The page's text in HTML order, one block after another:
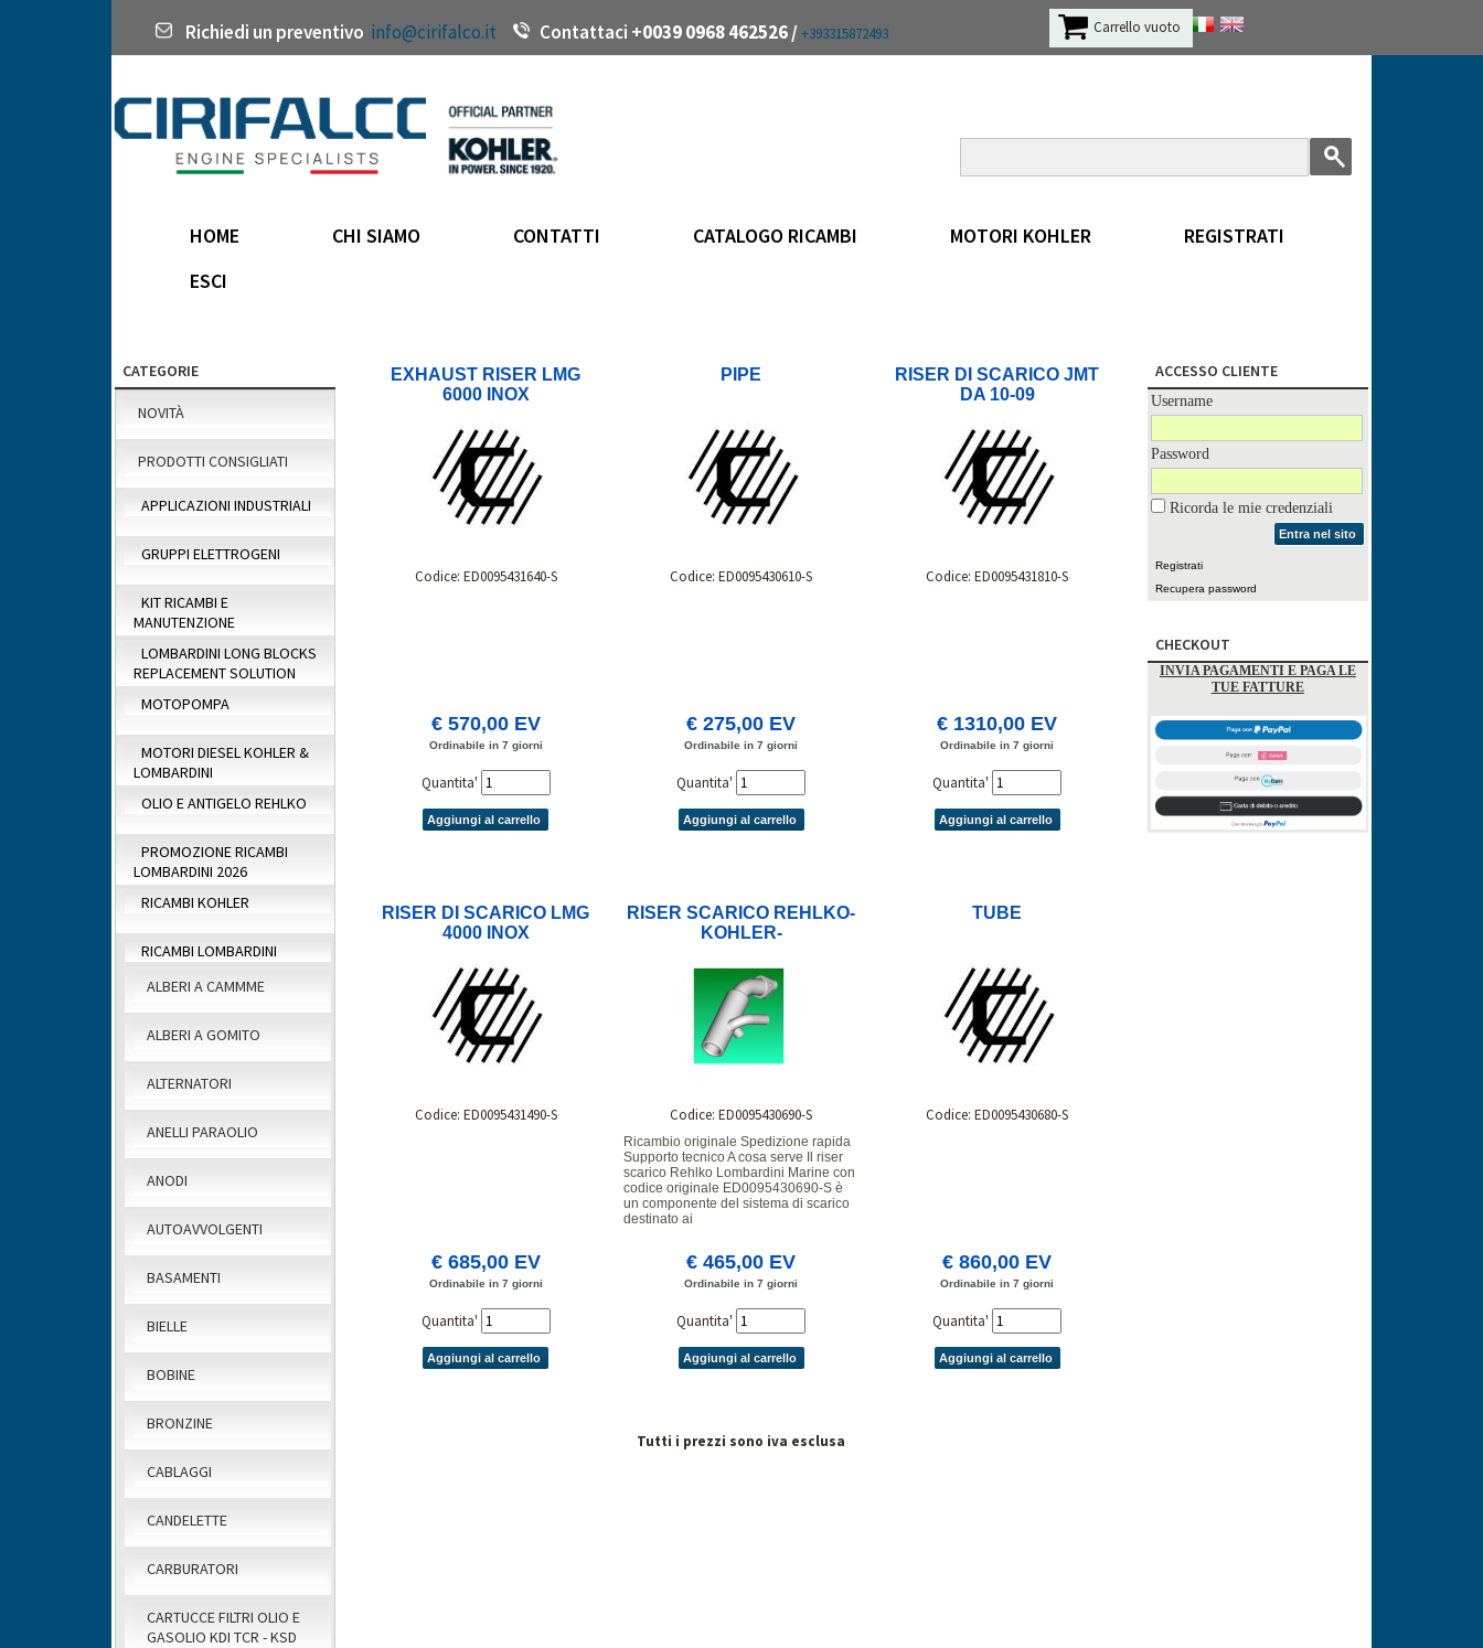
Richiedi un preventivo info@cirifalco.it Contattaci +0039 0968 462526 / +393315872493 Carrello vuoto
HOME CHI SIAMO CONTATTI CATALOGO RICAMBI MOTORI KOHLER
REGISTRATI
ESCI
CATEGORIE
NOVITÀ
PRODOTTI CONSIGLIATI
APPLICAZIONI INDUSTRIALI
GRUPPI ELETTROGENI
KIT RICAMBI E
MANUTENZIONE
LOMBARDINI LONG BLOCKS
REPLACEMENT SOLUTION
MOTOPOMPA
MOTORI DIESEL KOHLER &
LOMBARDINI
OLIO E ANTIGELO REHLKO
PROMOZIONE RICAMBI
LOMBARDINI 2026
RICAMBI KOHLER
RICAMBI LOMBARDINI
ALBERI A CAMMME
ALBERI A GOMITO
ALTERNATORI
ANELLI PARAOLIO
ANODI
AUTOAVVOLGENTI
BASAMENTI
BIELLE
BOBINE
BRONZINE
CABLAGGI
CANDELETTE
CARBURATORI
CARTUCCE FILTRI OLIO E
GASOLIO KDI TCR - KSD
EXHAUST RISER LMG
6000 INOX
Codice: ED0095431640-S
€ 570,00 EV
Ordinabile in 7 giorni
Quantita'
Aggiungi al carrello
PIPE
Codice: ED0095430610-S
€ 275,00 EV
Ordinabile in 7 giorni
Quantita'
Aggiungi al carrello
RISER DI SCARICO JMT
DA 10-09
Codice: ED0095431810-S
€ 1310,00 EV
Ordinabile in 7 giorni
Quantita'
Aggiungi al carrello
RISER DI SCARICO LMG
4000 INOX
Codice: ED0095431490-S
€ 685,00 EV
Ordinabile in 7 giorni
Quantita'
Aggiungi al carrello
RISER SCARICO REHLKO-
KOHLER-
MARINE - ED0095430690-S
Codice: ED0095430690-S
Ricambio originale Spedizione rapida
Supporto tecnico A cosa serve Il riser
scarico Rehlko Lombardini Marine con
codice originale ED0095430690-S è
un componente del sistema di scarico
destinato ai
€ 465,00 EV
Ordinabile in 7 giorni
Quantita'
Aggiungi al carrello
TUBE
Codice: ED0095430680-S
€ 860,00 EV
Ordinabile in 7 giorni
Quantita'
Aggiungi al carrello
Tutti i prezzi sono iva esclusa
ACCESSO CLIENTE
Username
Password
Ricorda le mie credenziali
Entra nel sito
Registrati
Recupera password
CHECKOUT
INVIA PAGAMENTI E PAGA LE
TUE FATTURE